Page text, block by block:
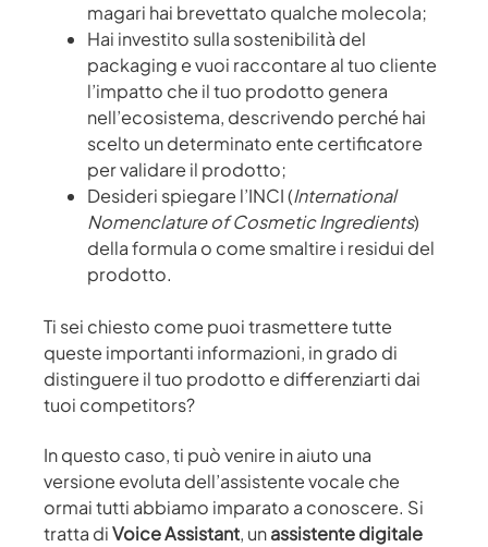
magari hai brevettato qualche molecola;
Hai investito sulla sostenibilità del
packaging e vuoi raccontare al tuo cliente
l’impatto che il tuo prodotto genera
nell’ecosistema, descrivendo perché hai
scelto un determinato ente certificatore
per validare il prodotto;
Desideri spiegare l’INCI (International
Nomenclature of Cosmetic Ingredients)
della formula o come smaltire i residui del
prodotto.
Ti sei chiesto come puoi trasmettere tutte
queste importanti informazioni, in grado di
distinguere il tuo prodotto e differenziarti dai
tuoi competitors?
In questo caso, ti può venire in aiuto una
versione evoluta dell’assistente vocale che
ormai tutti abbiamo imparato a conoscere. Si
tratta diVoice Assistant, unassistente digitale